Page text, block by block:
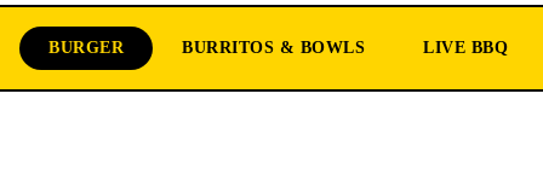
BURGER BURRITOS & BOWLS LIVE BBQ